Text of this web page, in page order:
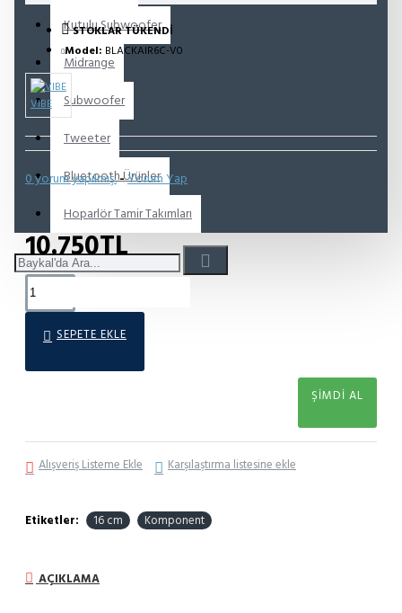
Kutulu Subwoofer
Midrange
Subwoofer
Tweeter
Bluetooth Ürünler
Hoparlör Tamir Takımları
STOKLAR TÜKENDI
Model: BLACKAIR6C-V0
VIBE
0 yorum yapılmış.-Yorum Yap
10.750TL
SEPETE EKLE
ŞIMDI AL
Alışveriş Listeme Ekle Karşılaştırma listesine ekle
Etiketler: 16 cm Komponent
AÇIKLAMA